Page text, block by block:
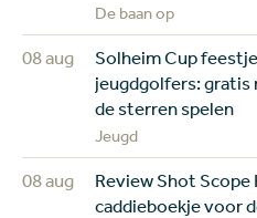
De baan op
08 aug
Solheim Cup
jeugdgolfers: gratis
de sterren spelen
Jeugd
08 aug
Review Shot Scope
caddieboekje voor